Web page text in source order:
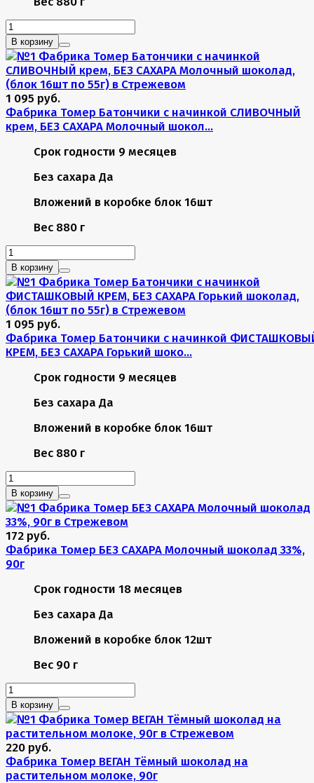
В корзину
1 095 руб.
Фабрика Томер Батончики с начинкой СЛИВОЧНЫЙ
крем, БЕЗ САХАРА Молочный шокол...
Срок годности 9 месяцев
Без сахара Да
Вложений в коробке блок 16шт
Вес 880 г
В корзину
1 095 руб.
Фабрика Томер Батончики с начинкой
КРЕМ, БЕЗ САХАРА Горький шоко...
Срок годности 9 месяцев
Без сахара Да
Вложений в коробке блок 16шт
Вес 880 г
В корзину
172 руб.
Фабрика Томер БЕЗ САХАРА Молочный шоколад 33%,
90г
Срок годности 18 месяцев
Без сахара Да
Вложений в коробке блок 12шт
Вес 90 г
В корзину
220 руб.
Фабрика Томер ВЕГАН Тёмный шоколад на
растительном молоке, 90г